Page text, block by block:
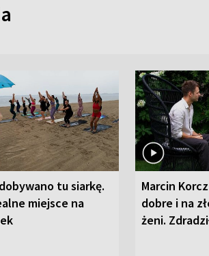
tu siarkę.
miejsce na
Marcin
dobre i na
żeni.